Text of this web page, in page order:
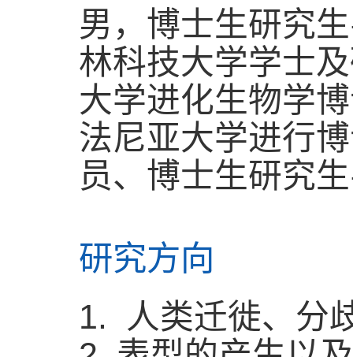
男，博士生研究
林科技大学学士
大学进化生物学
法尼亚大学进行
员、博士生研究
研究方向
1.
人类迁徙、分